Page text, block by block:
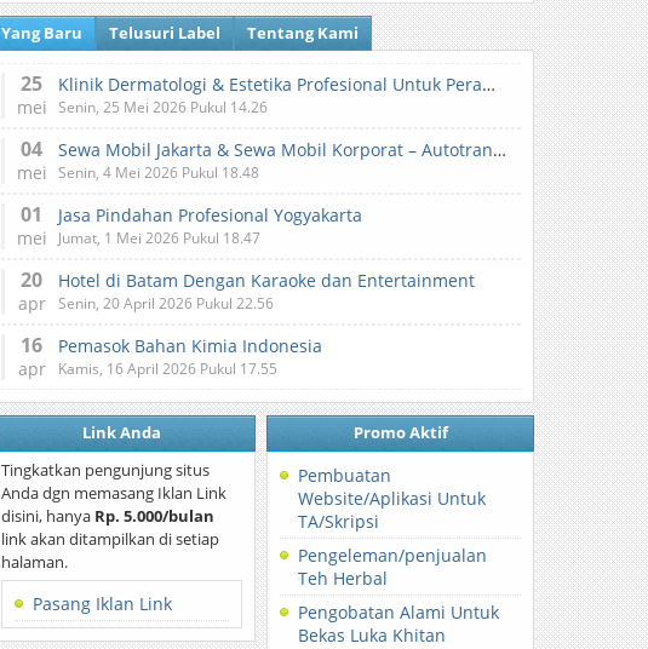
Yang Baru Telusuri Label Tentang Kami
25
mei
Klinik Dermatologi & Estetika Profesional Untuk Perawatan Kulit dan Kecantikan
Senin, 25 Mei 2026 Pukul 14.26
04
mei
Sewa Mobil Jakarta & Sewa Mobil Korporat – Autotranz Indonesia
Senin, 4 Mei 2026 Pukul 18.48
01
mei
Jasa Pindahan Profesional Yogyakarta
Jumat, 1 Mei 2026 Pukul 18.47
20
apr
Hotel di Batam Dengan Karaoke dan Entertainment
Senin, 20 April 2026 Pukul 22.56
16
apr
Pemasok Bahan Kimia Indonesia
Kamis, 16 April 2026 Pukul 17.55
Link Anda
Tingkatkan pengunjung situs
Anda dgn memasang Iklan Link
disini, hanya Rp. 5.000/bulan
link akan ditampilkan di setiap
halaman.
Pasang Iklan Link
Promo Aktif
Pembuatan
Website/Aplikasi Untuk
TA/Skripsi
Pengeleman/penjualan
Teh Herbal
Pengobatan Alami Untuk
Bekas Luka Khitan